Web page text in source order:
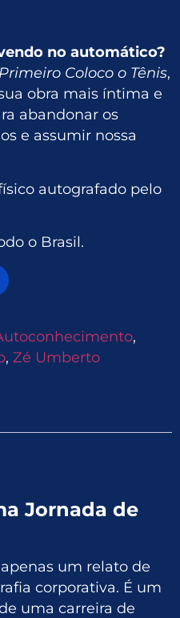
no automático?
Primeiro Coloco o Tênis,
obra mais íntima e
abandonar os
e assumir nossa
autografado pelo
o Brasil.
,
, Zé Umberto
Jornada de
apenas um relato de
corporativa. É um
uma carreira de